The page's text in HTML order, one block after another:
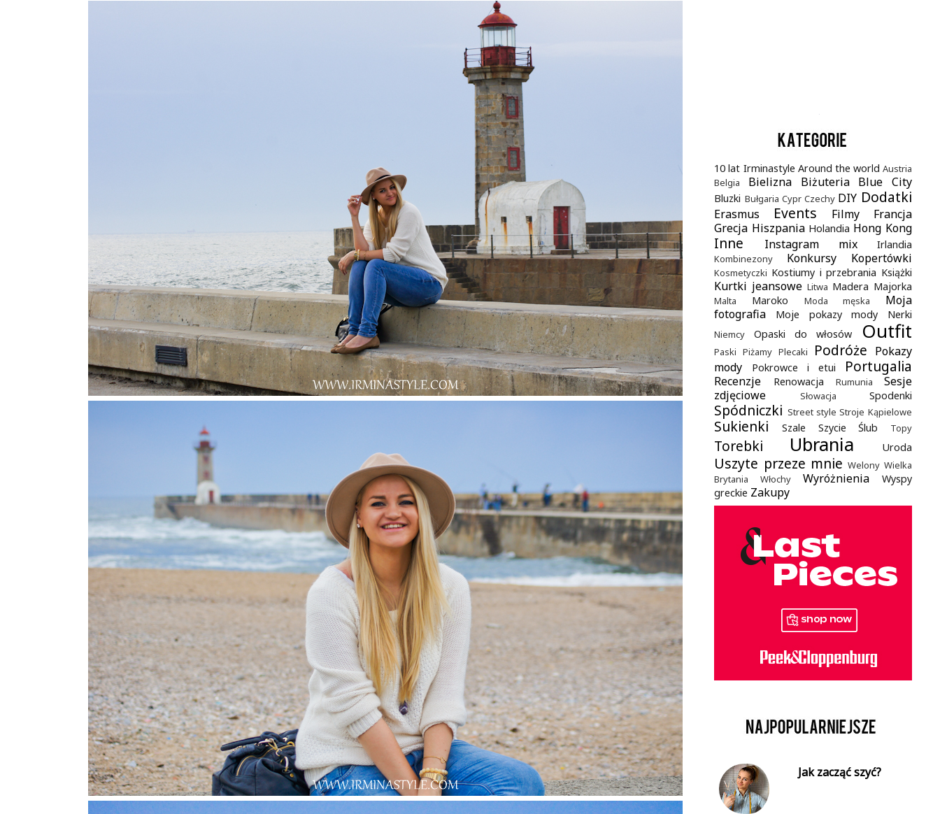
.
10 lat Irminastyle Around the world Austria
Belgia
Bielizna Biżuteria Blue City
Bluzki Bułgaria Cypr Czechy DIY Dodatki
Erasmus Events Filmy
Francja
Grecja Hiszpania Holandia Hong Kong
Inne Instagram mix Irlandia
Kombinezony Konkursy Kopertówki
Kosmetyczki Kostiumy i przebrania Książki
Kurtki jeansowe Litwa Madera Majorka
Malta Maroko Moda męska
Moja
fotografia
Moje pokazy mody Nerki
Niemcy Opaski do włosów Outfit
Paski Piżamy Plecaki Podróże Pokazy
mody
Pokrowce i etui Portugalia
Recenzje Renowacja Rumunia
Sesje
zdjęciowe
Słowacja Spodenki
Spódniczki Street style Stroje Kąpielowe
Sukienki Szale Szycie Ślub Topy
Torebki Ubrania Uroda
Uszyte przeze mnie Welony Wielka
Brytania
Włochy Wyróżnienia
Wyspy
greckie Zakupy
Jak zacząć szyć?